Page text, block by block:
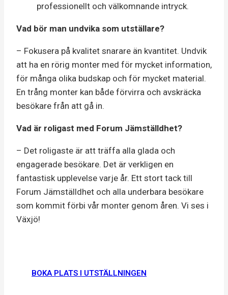
professionellt och välkomnande intryck.
Vad bör man undvika som utställare?
– Fokusera på kvalitet snarare än kvantitet. Undvik
att ha en rörig monter med för mycket information,
för många olika budskap och för mycket material.
En trång monter kan både förvirra och avskräcka
besökare från att gå in.
Vad är roligast med Forum Jämställdhet?
– Det roligaste är att träffa alla glada och
engagerade besökare. Det är verkligen en
fantastisk upplevelse varje år. Ett stort tack till
Forum Jämställdhet och alla underbara besökare
som kommit förbi vår monter genom åren. Vi ses i
Växjö!
BOKA PLATS I UTSTÄLLNINGEN